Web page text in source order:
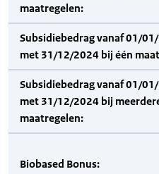
maatregelen:
Subsidiebedrag vanaf 01/
met 31/12/2024 bij één
Subsidiebedrag vanaf 01/
met 31/12/2024 bij
maatregelen:
Biobased Bonus: